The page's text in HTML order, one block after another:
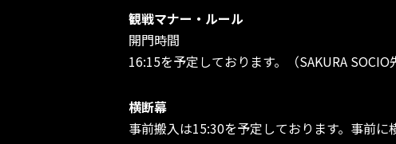
観戦マナー・ルール
開門時間
16:15を予定しております。（SAKURA
横断幕
事前搬入は15:30を予定しております。事前